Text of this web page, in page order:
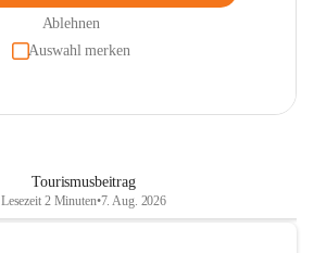
Ablehnen
Auswahl merken
Tourismusbeitrag
Lesezeit 2 Minuten•7. Aug. 2026